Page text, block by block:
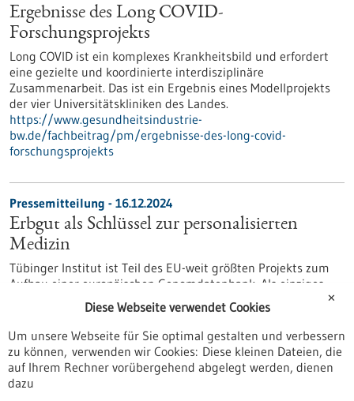
Ergebnisse des Long COVID-
Forschungsprojekts
Long COVID ist ein komplexes Krankheitsbild und erfordert
eine gezielte und koordinierte interdisziplinäre
Zusammenarbeit. Das ist ein Ergebnis eines Modellprojekts
der vier Universitätskliniken des Landes.
https://www.gesundheitsindustrie-
bw.de/fachbeitrag/pm/ergebnisse-des-long-covid-
forschungsprojekts
Pressemitteilung - 16.12.2024
Erbgut als Schlüssel zur personalisierten
Medizin
Tübinger Institut ist Teil des EU-weit größten Projekts zum
Aufbau einer europäischen Genomdatenbank. Als einziges
deutsches Sequenzierzentrum ist das Tübinger Institut für
Medizinische Genetik und Angewandte Genomik am Projekt
„Genome of Europe“ beteiligt. Ziel des Projektes ist es, zum
Aufbau der größten Genomdatenbank in Europa beizutragen.
Auf Basis dessen soll insbesondere die personalisierte
Medizin profitieren.
✕
Diese Webseite verwendet Cookies
Um unsere Webseite für Sie optimal gestalten und verbessern
zu können, verwenden wir Cookies: Diese kleinen Dateien, die
auf Ihrem Rechner vorübergehend abgelegt werden, dienen
dazu